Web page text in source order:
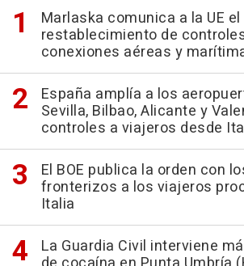
Marlaska comunica a la UE el
restablecimiento de
conexiones aéreas y
España amplía a los
Sevilla, Bilbao, Alicante y
controles a viajeros desde
El BOE publica la orden con
fronterizos a los viajeros
Italia
La Guardia Civil interviene